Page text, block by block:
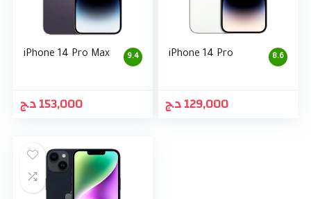
9.4
iPhone 14 Pro Max
153,000د.ج
8.6
iPhone 14 Pro
129,000د.ج